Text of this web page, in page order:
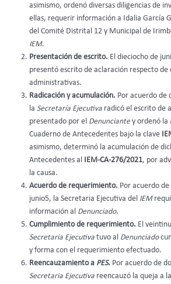
asimismo, ordenó diversas diligencias de
ellas, requerir información a Idalia García
del Comité Distrital 12 y Municipal de
IEM.
Presentación de escrito. El dieciocho de
presentó escrito de aclaración respecto de
administrativas.
Radicación y acumulación. Por acuerdo de
la Secretaría Ejecutiva radicó el escrito de
presentado por el Denunciantey ordenó la
Cuaderno de Antecedentes bajo la clave
asimismo, determinó la acumulación de
Antecedentes al
IEM-CA-276/2021, por
la causa.
Acuerdo de requerimiento. Por acuerdo
junio5, la Secretaria Ejecutiva del IEM
información al Denunciado.
Cumplimiento de requerimiento. El
Secretaria Ejecutiva tuvo al Denunciado
y forma con el requerimiento efectuado.
Reencauzamiento a PES. Por acuerdo de
Secretaria Ejecutiva reencauzó la queja a